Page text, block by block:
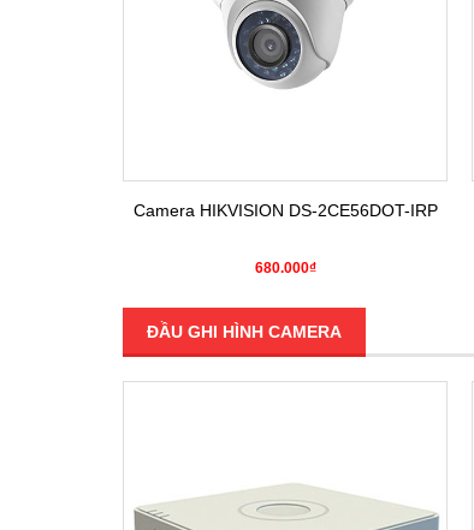
Camera HIKVISION DS-2CE56DOT-IRP
680.000₫
ĐẦU GHI HÌNH CAMERA